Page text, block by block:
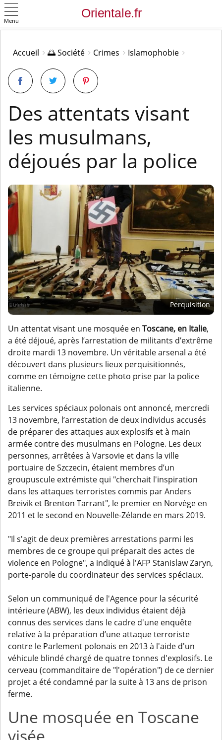
Menu
Accueil 🌅 Société Crimes Islamophobie
Des attentats visant
les musulmans,
déjoués par la police
Perquisition
Un attentat visant une mosquée en Toscane, en Italie,
a été déjoué, après l’arrestation de militants d’extrême
droite mardi 13 novembre. Un véritable arsenal a été
découvert dans plusieurs lieux perquisitionnés,
comme en témoigne cette photo prise par la police
italienne.
Les services spéciaux polonais ont annoncé, mercredi
13 novembre, l’arrestation de deux individus accusés
de préparer des attaques aux explosifs et à main
armée contre des musulmans en Pologne. Les deux
personnes, arrêtées à Varsovie et dans la ville
portuaire de Szczecin, étaient membres d’un
groupuscule extrémiste qui "cherchait l'inspiration
dans les attaques terroristes commis par Anders
Breivik et Brenton Tarrant", le premier en Norvège en
2011 et le second en Nouvelle-Zélande en mars 2019.
"Il s'agit de deux premières arrestations parmi les
membres de ce groupe qui préparait des actes de
violence en Pologne", a indiqué à l'AFP Stanislaw Zaryn,
porte-parole du coordinateur des services spéciaux.
Selon un communiqué de l'Agence pour la sécurité
intérieure (ABW), les deux individus étaient déjà
connus des services dans le cadre d'une enquête
relative à la préparation d’une attaque terroriste
contre le Parlement polonais en 2013 à l'aide d'un
véhicule blindé chargé de quatre tonnes d'explosifs. Le
cerveau (commanditaire de "l'opération") de ce dernier
projet a été condamné par la suite à 13 ans de prison
ferme.
Une mosquée en Toscane